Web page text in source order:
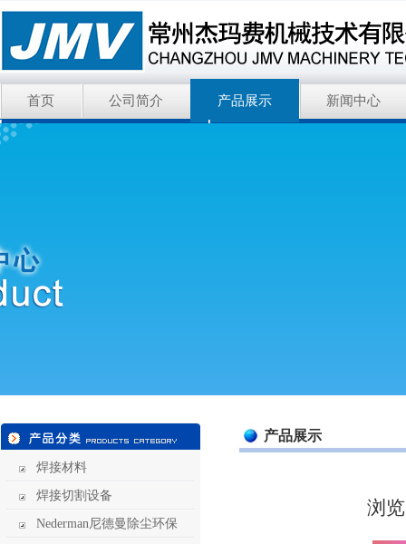
首页 公司简介 产品展示 新闻中心
焊接材料
焊接切割设备
Nederman尼德曼除尘环保
产品展示
浏